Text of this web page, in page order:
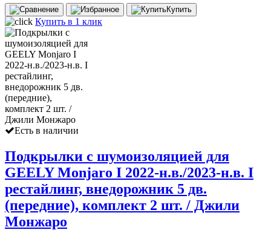
Купить
Купить в 1 клик
Есть в наличии
Подкрылки с шумоизоляцией для
GEELY Monjaro I 2022-н.в./2023-н.в. I
рестайлинг, внедорожник 5 дв.
(передние), комплект 2 шт. / Джили
Монжаро